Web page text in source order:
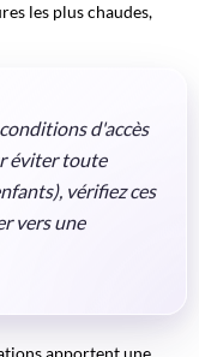
les plus chaudes,
d'accès
éviter toute
vérifiez ces
vers une